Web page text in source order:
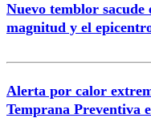
Nuevo temblor
magnitud y el
Alerta por calor
Temprana Preventiva